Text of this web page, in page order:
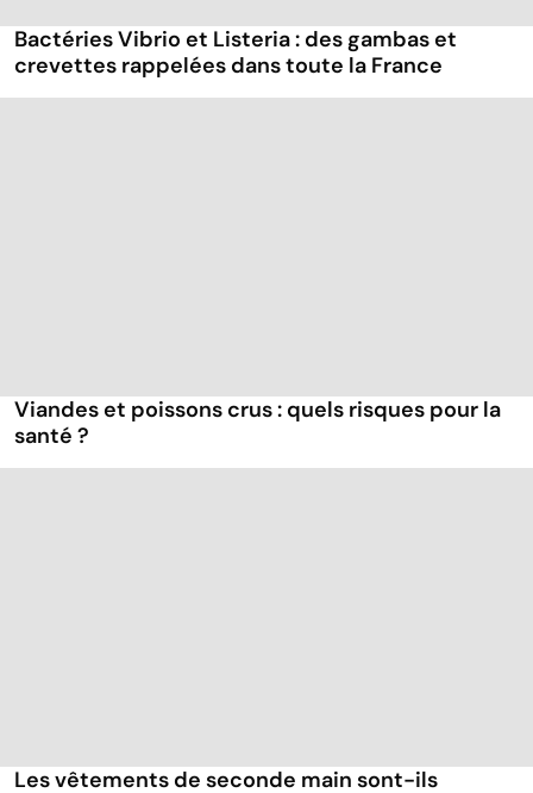
Bactéries Vibrio et Listeria : des gambas et
crevettes rappelées dans toute la France
Viandes et poissons crus : quels risques pour la
santé ?
Les vêtements de seconde main sont-ils